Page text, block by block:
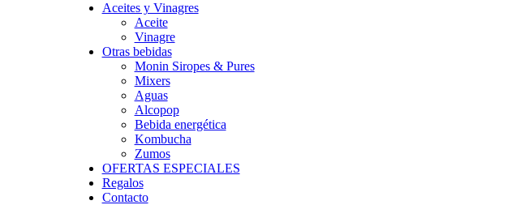
Aceites y Vinagres
Aceite
Vinagre
Otras bebidas
Monin Siropes & Pures
Mixers
Aguas
Alcopop
Bebida energética
Kombucha
Zumos
OFERTAS ESPECIALES
Regalos
Contacto